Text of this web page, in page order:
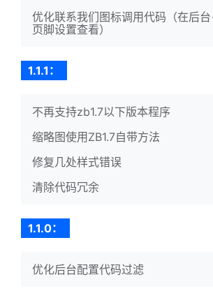
优化联系我们图标调用代码（在后
页脚设置查看）
1.1.1：
不再支持zb1.7以下版本程序
缩略图使用ZB1.7自带方法
修复几处样式错误
清除代码冗余
1.1.0：
优化后台配置代码过滤